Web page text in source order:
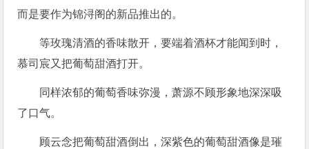
而是要作为锦浔阁的新品推出的。
等玫瑰清酒的香味散开，要端着酒杯才能闻到时，
慕司宸又把葡萄甜酒打开。
同样浓郁的葡萄香味弥漫，萧源不顾形象地深深吸
了口气。
顾云念把葡萄甜酒倒出，深紫色的葡萄甜酒像是璀